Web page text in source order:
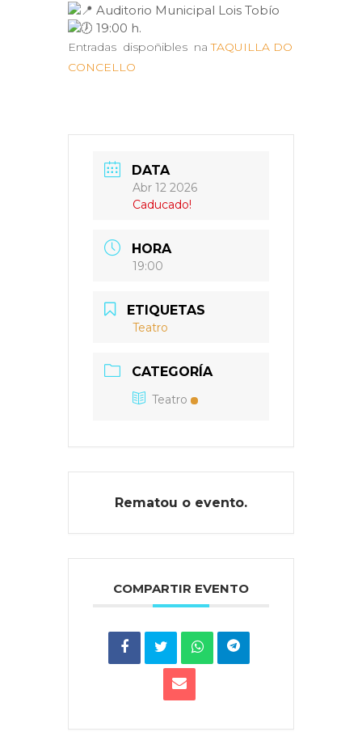
Auditorio Municipal Lois Tobío
19:00 h.
Entradas dispoñibles naTAQUILLA DO
CONCELLO
DATA
Abr 12 2026
Caducado!
HORA
19:00
ETIQUETAS
Teatro
CATEGORÍA
Teatro
Rematou o evento.
COMPARTIR EVENTO